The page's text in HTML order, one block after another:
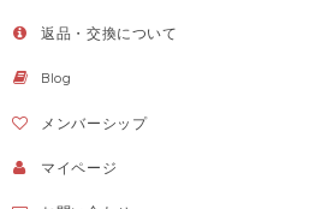
返品・交換について
Blog
メンバーシップ
マイページ